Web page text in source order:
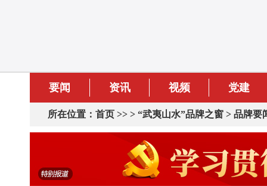
要闻 资讯 视频 党建
所在位置： 首页 >> > “武夷山水”品牌之窗 > 品牌要